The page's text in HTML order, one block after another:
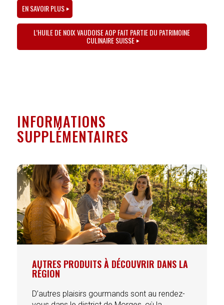
EN SAVOIR PLUS
L’HUILE DE NOIX VAUDOISE AOP FAIT PARTIE DU PATRIMOINE
CULINAIRE SUISSE
INFORMATIONS
SUPPLÉMENTAIRES
AUTRES PRODUITS À DÉCOUVRIR DANS LA
RÉGION
D’autres plaisirs gourmands sont au rendez-